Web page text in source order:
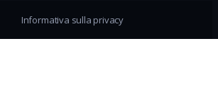
Informativa sulla privacy